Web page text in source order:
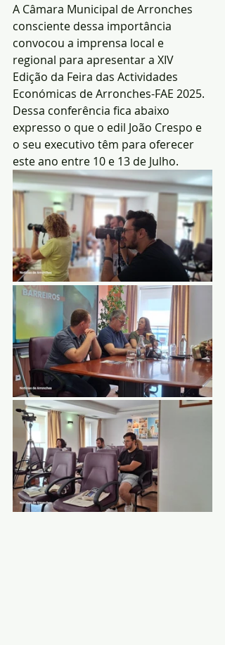
A Câmara Municipal de Arronches
consciente dessa importância
convocou a imprensa local e
regional para apresentar a XIV
Edição da Feira das Actividades
Económicas de Arronches-FAE 2025.
Dessa conferência fica abaixo
expresso o que o edil João Crespo e
o seu executivo têm para oferecer
este ano entre 10 e 13 de Julho.